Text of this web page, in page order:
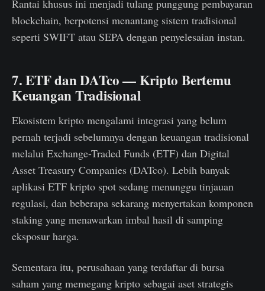
Rantai khusus ini menjadi tulang punggung pembayaran
blockchain, berpotensi menantang sistem tradisional
seperti SWIFT atau SEPA dengan penyelesaian instan.
7. ETF dan DATco — Kripto Bertemu
Keuangan Tradisional
Ekosistem kripto mengalami integrasi yang belum
pernah terjadi sebelumnya dengan keuangan tradisional
melalui Exchange-Traded Funds (ETF) dan Digital
Asset Treasury Companies (DATco). Lebih banyak
aplikasi ETF kripto spot sedang menunggu tinjauan
regulasi, dan beberapa sekarang menyertakan komponen
staking yang menawarkan imbal hasil di samping
eksposur harga.
Sementara itu, perusahaan yang terdaftar di bursa
saham yang memegang kripto sebagai aset strategis